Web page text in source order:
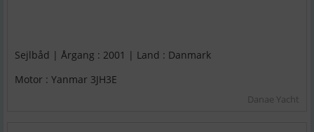
Sejlbåd | Årgang : 2001 | Land : Danmark
Motor : Yanmar 3JH3E
Danae Yacht